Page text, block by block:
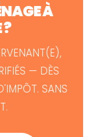
À
?
— DÈS
SANS